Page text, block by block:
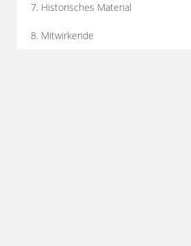
7. Historisches Material
8. Mitwirkende